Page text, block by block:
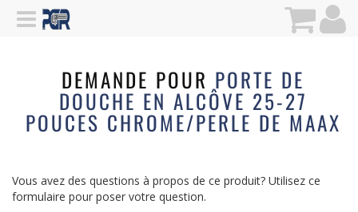
DEMANDE POUR PORTE DE
DOUCHE EN ALCÔVE 25-27
POUCES CHROME/PERLE DE MAAX
Vous avez des questions à propos de ce produit? Utilisez ce
formulaire pour poser votre question.